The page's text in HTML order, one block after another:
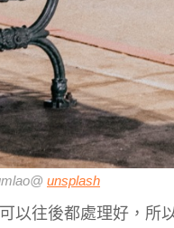
unsplash
以往後都處理好，所